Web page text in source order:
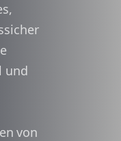
und
von